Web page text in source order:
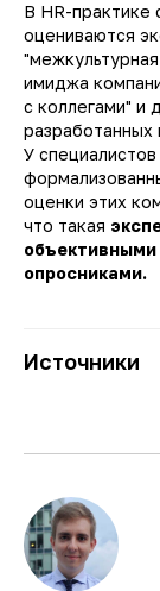
В HR-практике
оцениваются
имиджа
с коллегами" и
У
оценки этих
что такая
опросниками.
Источники